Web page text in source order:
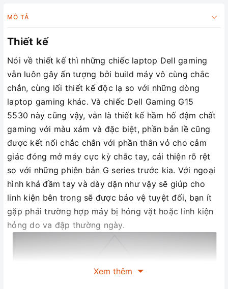
MÔ TẢ
Thiết kế
Nói về thiết kế thì những chiếc laptop Dell gaming
vẫn luôn gây ấn tượng bởi build máy vô cùng chắc
chắn, cùng lối thiết kế độc lạ so với những dòng
laptop gaming khác. Và chiếc Dell Gaming G15
5530 này cũng vậy, vẫn là thiết kế hầm hố đậm chất
gaming với màu xám và đặc biệt, phần bản lề cũng
được kết nối chắc chắn với phần thân vỏ cho cảm
giác đóng mở máy cực kỳ chắc tay, cải thiện rõ rệt
so với những phiên bản G series trước kia. Với ngoại
hình khá đầm tay và dày dặn như vậy sẽ giúp cho
linh kiện bên trong sẽ được bảo vệ tuyệt đối, bạn ít
gặp phải trường hợp máy bị hỏng vặt hoặc linh kiện
hỏng do va đập thường ngày.
Xem thêm